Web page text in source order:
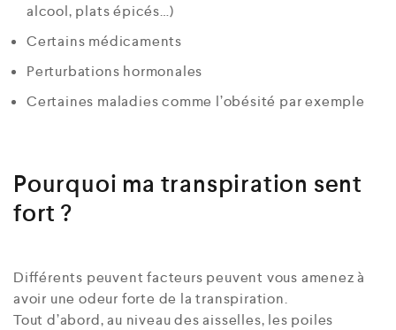
alcool, plats épicés…)
Certains médicaments
Perturbations hormonales
Certaines maladies comme l’obésité par exemple
Pourquoi ma transpiration sent
fort ?
Différents peuvent facteurs peuvent vous amenez à
avoir une odeur forte de la transpiration.
Tout d’abord, au niveau des aisselles, les poiles